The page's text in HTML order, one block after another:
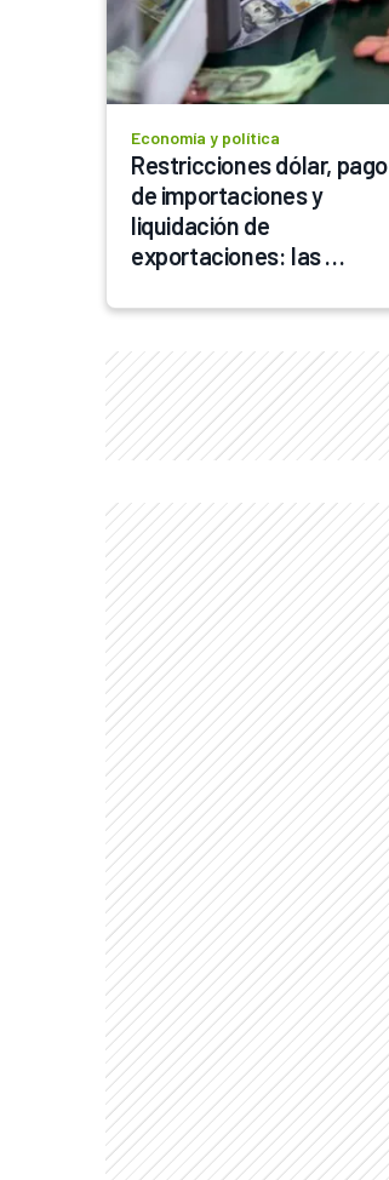
Economía y política
Restricciones dólar, pago
de importaciones y
liquidación de
exportaciones: las
en el mercado cambiario